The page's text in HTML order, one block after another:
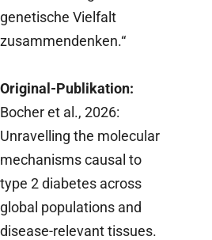
genetische Vielfalt
zusammendenken.“
Original-Publikation:
Bocher et al., 2026:
Unravelling the molecular
mechanisms causal to
type 2 diabetes across
global populations and
disease-relevant tissues.